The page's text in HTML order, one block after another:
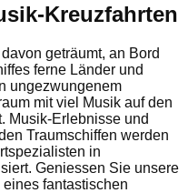
Kreuzfahrten
geträumt, an Bord
ferne Länder und
ungezwungenem
mit viel Musik auf den
Musik-Erlebnisse und
Traumschiffen werden
in
Geniessen Sie unsere
fantastischen